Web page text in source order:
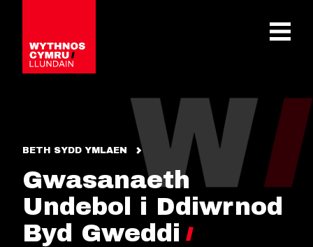
OPEN
BETH SYDD YMLAEN
Gwasanaeth
Undebol i Ddiwrnod
Byd Gweddi